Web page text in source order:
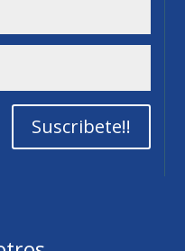
Suscribete!!